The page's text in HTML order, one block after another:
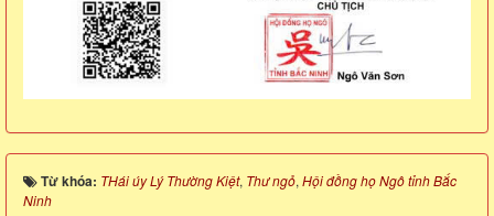
Từ khóa: THái úy Lý Thường Kiệt, Thư ngỏ, Hội đồng họ Ngô tỉnh Bắc
Ninh